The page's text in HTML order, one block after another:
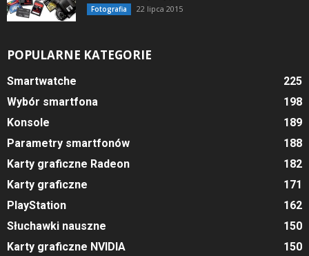
Fotografia 22 lipca 2015
POPULARNE KATEGORIE
Smartwatche
225
Wybór smartfona
198
Konsole
189
Parametry smartfonów
188
Karty graficzne Radeon
182
Karty graficzne
171
PlayStation
162
Słuchawki nauszne
150
Karty graficzne NVIDIA
150